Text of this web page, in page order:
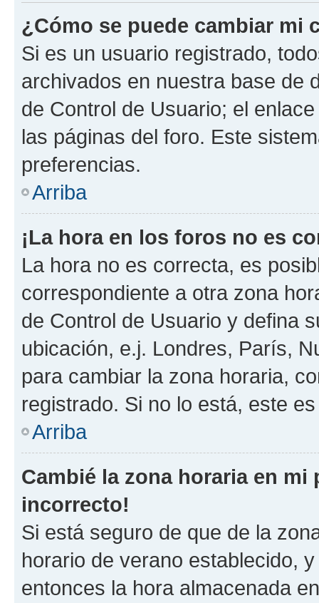
¿Cómo se puede cambiar mi
Si es un usuario registrado,
archivados en nuestra base de
de Control de Usuario; el
las páginas del foro. Este
preferencias.
Arriba
¡La hora en los foros no es
La hora no es correcta, es
correspondiente a otra zona
de Control de Usuario y defina
ubicación, e.j. Londres, París,
para cambiar la zona horaria,
registrado. Si no lo está, este
Arriba
Cambié la zona horaria en
incorrecto!
Si está seguro de que de la
horario de verano establecido,
entonces la hora almacenada